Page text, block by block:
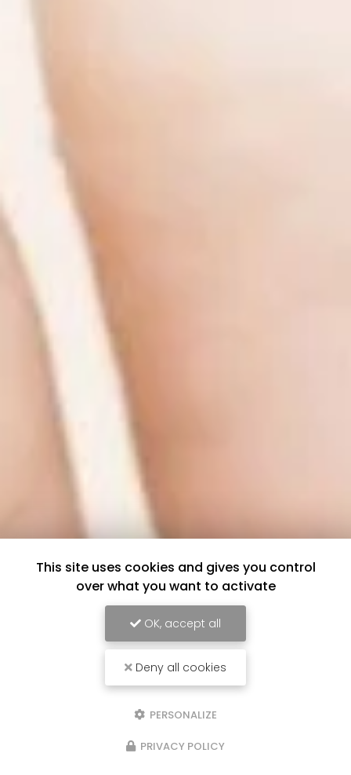
This site uses cookies and gives you control
over what you want to activate
OK, accept all
Deny all cookies
PERSONALIZE
PRIVACY POLICY